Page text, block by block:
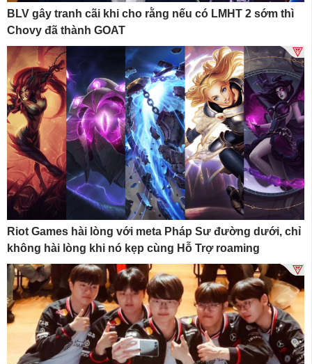
BLV gây tranh cãi khi cho rằng nếu có LMHT 2 sớm thì
Chovy đã thành GOAT
Riot Games hài lòng với meta Pháp Sư đường dưới, chỉ
không hài lòng khi nó kẹp cùng Hỗ Trợ roaming